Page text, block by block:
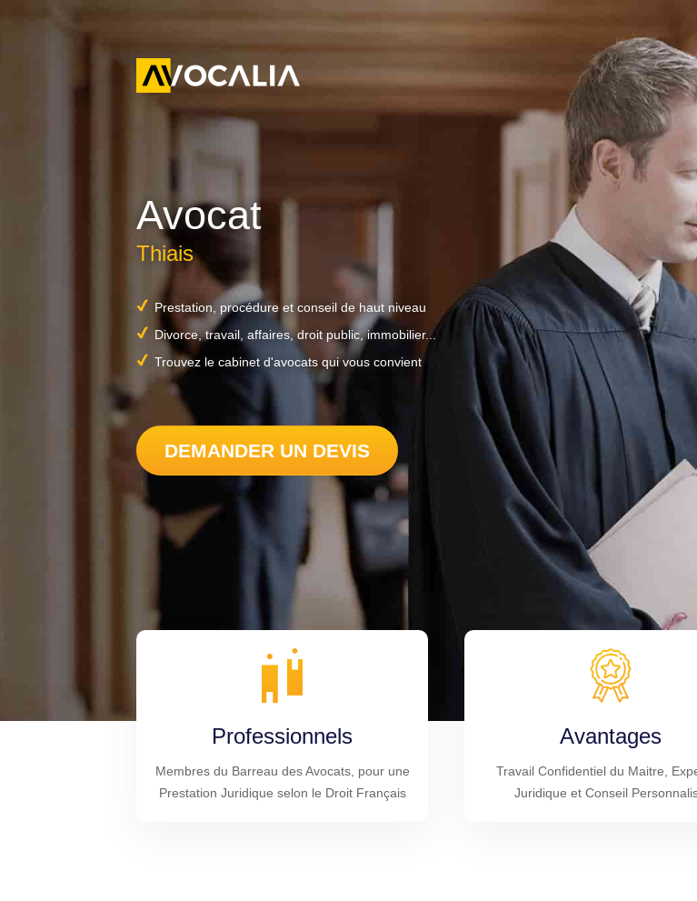
Avocat
Thiais
Prestation, procédure et conseil de haut niveau
Divorce, travail, affaires, droit public, immobilier...
Trouvez le cabinet d'avocats qui vous convient
DEMANDER UN DEVIS
Professionnels
Membres du Barreau des Avocats, pour une
Prestation Juridique selon le Droit Français
Avantages
Travail Confidentiel du Maitre,
Juridique et Conseil